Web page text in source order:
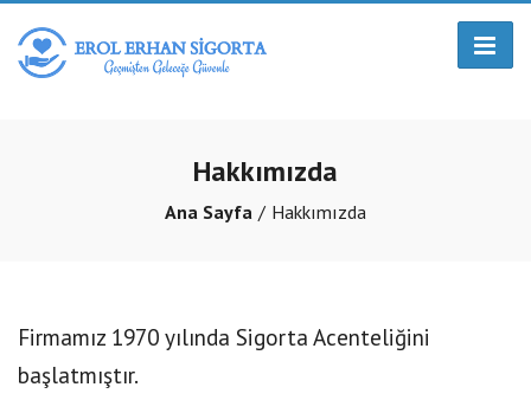
Hakkımızda
Ana Sayfa Hakkımızda
Firmamız 1970 yılında Sigorta Acenteliğini
başlatmıştır.